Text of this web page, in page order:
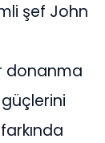
şef John
donanma